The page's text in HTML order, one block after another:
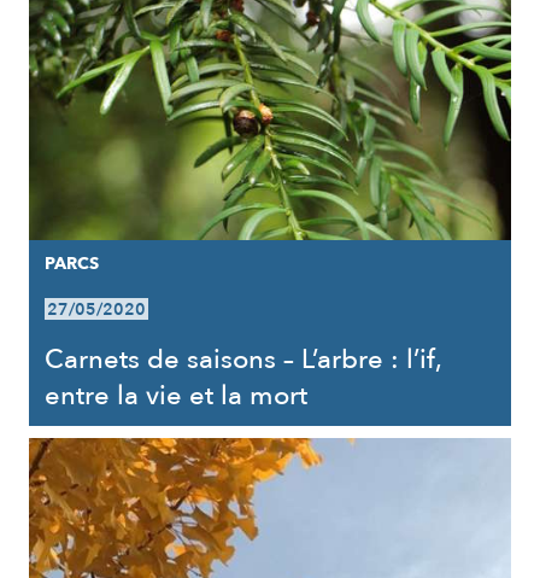
PARCS
27/05/2020
Carnets de saisons – L’arbre : l’if,
entre la vie et la mort